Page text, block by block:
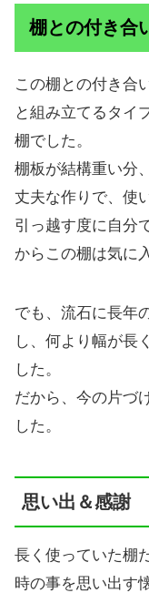
棚との付き合
この棚との付き合
と組み立てるタイ
棚でした。
棚板が結構重い分
丈夫な作りで、使
引っ越す度に自分
からこの棚は気に
でも、流石に長年
し、何より幅が長
した。
だから、今の片づ
した。
思い出＆感謝
長く使っていた棚
時の事を思い出す